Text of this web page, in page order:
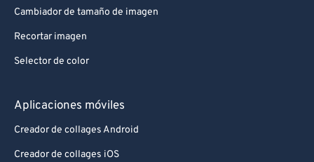
Cambiador de tamaño de imagen
Recortar imagen
Selector de color
Aplicaciones móviles
Creador de collages Android
Creador de collages iOS